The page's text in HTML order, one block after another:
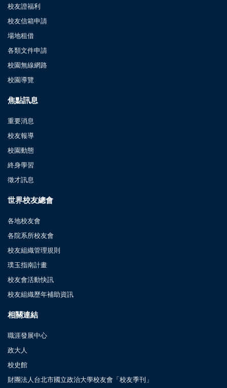
校友證福利
校友信箱申請
場地租借
各類文件申請
校園無線網路
校園導覽
焦點訊息
重要消息
校友報導
校園動態
終身學習
徵才訊息
世界校友總會
各地校友會
各院系所校友會
校友組織管理規則
璞玉指南計畫
校友會活動快訊
校友組織歷年補助資訊
相關連結
職涯發展中心
政大人
校史館
財團法人台北市國立政治大學校友會「校友季刊」